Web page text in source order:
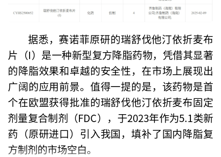
据悉，赛诺菲原研的瑞舒伐他汀依折麦布
片（I）是一种新型复方降脂药物，凭借其显著
的降脂效果和卓越的安全性，在市场上展现出
广阔的应用前景。值得一提的是，该药物是首
个在欧盟获得批准的瑞舒伐他汀依折麦布固定
剂量复合制剂（FDC），于2023年作为5.1类新
药（原研进口）引入我国，填补了国内降脂复
方制剂的市场空白。